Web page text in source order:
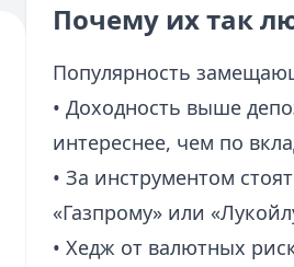
Почему их так
Популярность
• Доходность выше
интереснее, чем по
• За инструментом
«Газпрому» или
• Хедж от валютных